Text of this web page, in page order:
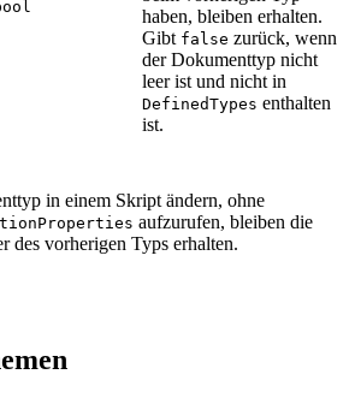
haben, bleiben erhalten.
Gibt false zurück, wenn
der Dokumenttyp nicht
leer ist und nicht in
DefinedTypes enthalten
ist.
in einem Skript ändern, ohne
aufzurufen, bleiben die
des vorherigen Typs erhalten.